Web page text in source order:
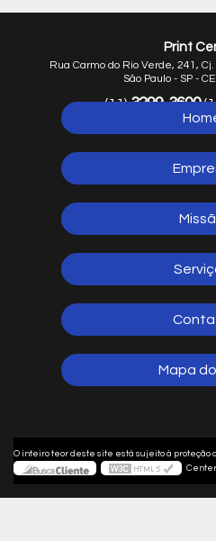
Print
Rua Carmo do Rio Verde, 241,
São Paulo - SP -
(11)3299-3600
Mapa
O inteiro teor deste site está sujeito à proteção